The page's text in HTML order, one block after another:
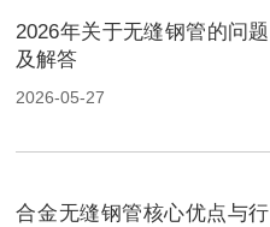
2026年关于无缝钢管的问题
及解答
2026-05-27
合金无缝钢管核心优点与行